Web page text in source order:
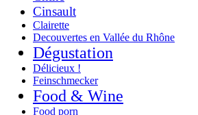
Cinsault
Clairette
Decouvertes en Vallée du Rhône
Dégustation
Délicieux !
Feinschmecker
Food & Wine
Food porn